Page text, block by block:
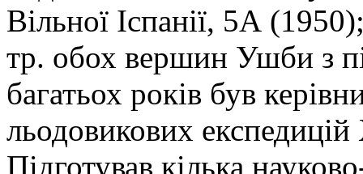
Вільної Іспанії, 5А
тр. обох вершин Ушби з
багатьох років був
льодовикових
Підготував кілька